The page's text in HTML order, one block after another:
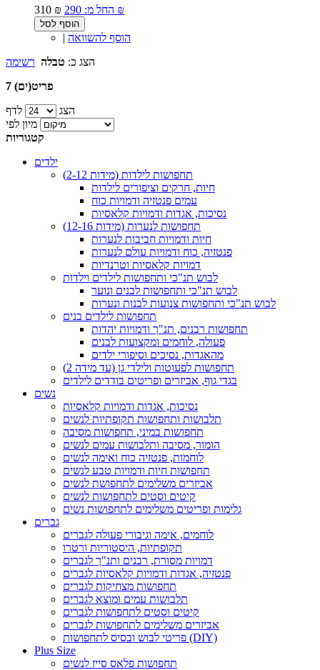
310 ₪ החל מ: 290 ₪
הוסף לסל
| הוסף להשוואה
הצג כ: טבלה רשימה
7 פריט(ים)
הצג
לדף
מיון לפי
קטגוריות
ילדים
תחפושות לילדות (מידות 2-12)
חיות, חרקים וציפורים לילדות
עמים פנטזיה ודמויות כוח
נסיכות, אגדות ודמויות קלאסיות
תחפושות לנערות (מידות 12-16)
חיות ודמויות חביבות לנערות
פנטזיה, כוח ודמויות עולם לנערות
דמויות קלאסיות וטרנדיות
לבוש תנ"כי ותחפושות לילדים וילדות
לבוש תנ"כי ותחפושות לבנים ונוער
לבוש תנ"כי ותחפושות צנועות לבנות ונערות
תחפושות לילדים בנים
תחפושות רבנים, תנ"ך ודמויות יהדות
פעולה, לוחמים ומקצועות לבנים
מהאגדות, נסיכים וסיפורי ילדים
תחפושות לפעוטות ולילדי גן (עד מידה 2)
בגדי גוף, אביזרים ופריטים בודדים לילדים
נשים
נסיכות, אגדות ודמויות קלאסיות
תלבושות ותחפושות תקופתיות לנשים
תחפושות במיני, תחפושות מסיבה
הומור, מסיבה ותלבושות עמים לנשים
לוחמות, פנטזיה כוח ואימה לנשים
תחפושות חיות ודמויות טבע לנשים
אביזרים משלימים לתחפושת לנשים
קיטים וסטים לתחפושות לנשים
גלימות ופריטים משלימים לתחפושות נשים
גברים
לוחמים, אימה וגיבורי פעולה לגברים
תקופתיות, היסטוריות ורטרו
דמויות מסורת, רבנים ותנ"ך לגברים
פנטזיה, אגדות ודמויות קלאסיות לגברים
תחפושות מצחיקות לגברים
תלבושות עמים ומוצא לגברים
קיטים וסטים לתחפושות לגברים
אביזרים משלימים לתחפושות לגברים
פריטי לבוש ובסיס לתחפושות (DIY)
Plus Size
תחפושות פלאס סייז לנשים